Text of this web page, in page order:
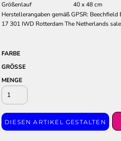
Größenlauf
40 x 48 cm
Herstellerangaben gemäß GPSR:
17 301 IWD Rotterdam The Netherlands
FARBE
GRÖSSE
MENGE
DIESEN ARTIKEL GESTALTEN